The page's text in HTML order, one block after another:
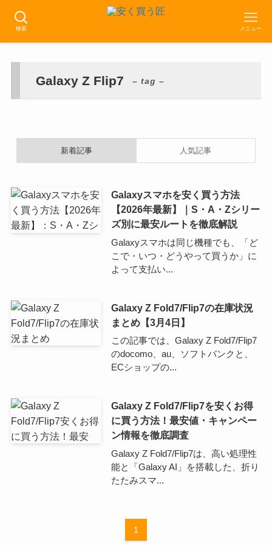
検索 メニュー
Galaxy Z Flip7 – tag –
新着記事 人気記事
Galaxyスマホを安く買う方法
【2026年最新】｜S・A・Zシリー
ズ別に最安ルートを徹底解説
Galaxyスマホは同じ機種でも、「ど
こで・いつ・どうやって買うか」に
よって支払い...
Galaxy Z Fold7/Flip7の在庫状況
まとめ【3月4日】
この記事では、Galaxy Z Fold7/Flip7
のdocomo、au、ソフトバンクと、
ECショップの...
Galaxy Z Fold7/Flip7を安くお得
に買う方法！最安値・キャンペー
ン情報を徹底調査
Galaxy Z Fold7/Flip7は、高い処理性
能と「Galaxy AI」を搭載した、折り
たたみスマ...
1